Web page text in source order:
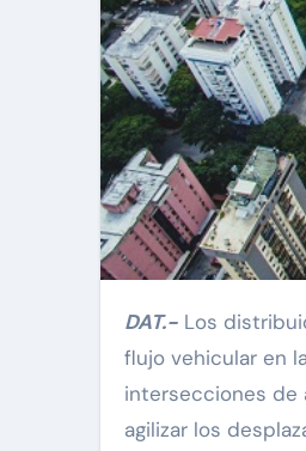
DAT.- Los
flujo vehicular en
intersecciones de
agilizar los